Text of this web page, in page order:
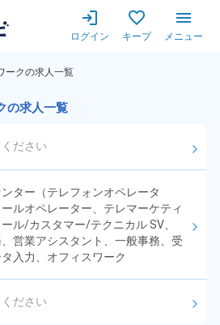
ログイン キープ メニュー
ークの求人一覧
の求人一覧
ださい arrow_forward_ios
ター（テレフォンオペレータ
ルオペレーター、テレマーケティ
ル/カスタマー/テクニカル SV、
営業アシスタント、一般事務、受
入力、オフィスワーク
arrow_forward_ios
ださい arrow_forward_ios